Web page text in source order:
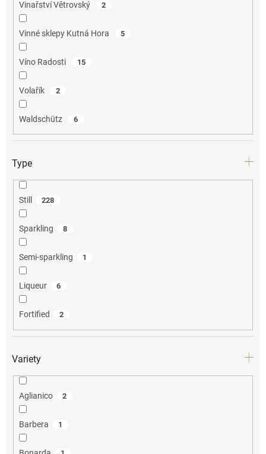
Vinařství Větrovský 2
Vinné sklepy Kutná Hora 5
Víno Radosti 15
Volařík 2
Waldschütz 6
Type
Still 228
Sparkling 8
Semi-sparkling 1
Liqueur 6
Fortified 2
Variety
Aglianico 2
Barbera 1